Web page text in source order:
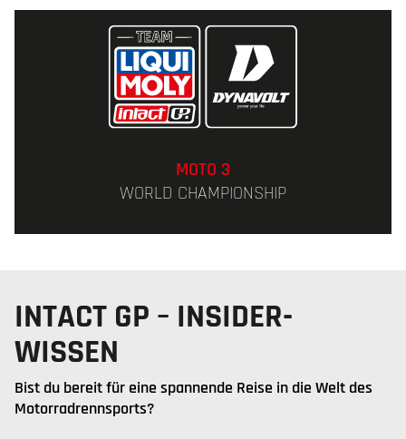
MOTO 3
WORLD CHAMPIONSHIP
INTACT GP – INSIDER-
WISSEN
Bist du bereit für eine spannende Reise in die Welt des
Motorradrennsports?